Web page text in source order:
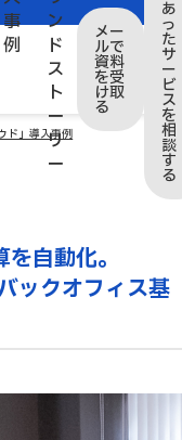
事
例
ン
ド
ス
ト
ー
リ
ー
メー
ルで
資料
を受
け取
る
あ
っ
た
サ
ー
ビ
ス
を
相
談
す
る
ド」導入事例
自動化。
ックオフィス基